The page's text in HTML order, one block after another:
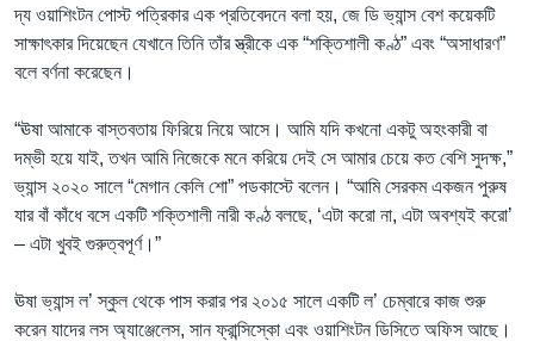
দ্য ওয়াশিংটন পোস্ট পত্রিকার এক প্রতিবেদনে বলা হয়, জে ডি ভ্যান্স বেশ কয়েকটি
সাক্ষাৎকার দিয়েছেন যেখানে তিনি তাঁর স্ত্রীকে এক “শক্তিশালী কণ্ঠ” এবং “অসাধারণ”
বলে বর্ণনা করেছেন।
“ঊষা আমাকে বাস্তবতায় ফিরিয়ে নিয়ে আসে। আমি যদি কখনো একটু অহংকারী বা
দম্ভী হয়ে যাই, তখন আমি নিজেকে মনে করিয়ে দেই সে আমার চেয়ে কত বেশি সুদক্ষ,”
ভ্যান্স ২০২০ সালে “মেগান কেলি শো” পডকাস্টে বলেন। “আমি সেরকম একজন পুরুষ
যার বাঁ কাঁধে বসে একটি শক্তিশালী নারী কণ্ঠ বলছে, ‘এটা করো না, এটা অবশ্যই করো’
– এটা খুবই গুরুত্বপূর্ণ।”
ঊষা ভ্যান্স ল’ স্কুল থেকে পাস করার পর ২০১৫ সালে একটি ল’ চেম্বারে কাজ শুরু
করেন যাদের লস অ্যাঞ্জেলেস, সান ফ্রান্সিস্কো এবং ওয়াশিংটন ডিসিতে অফিস আছে।